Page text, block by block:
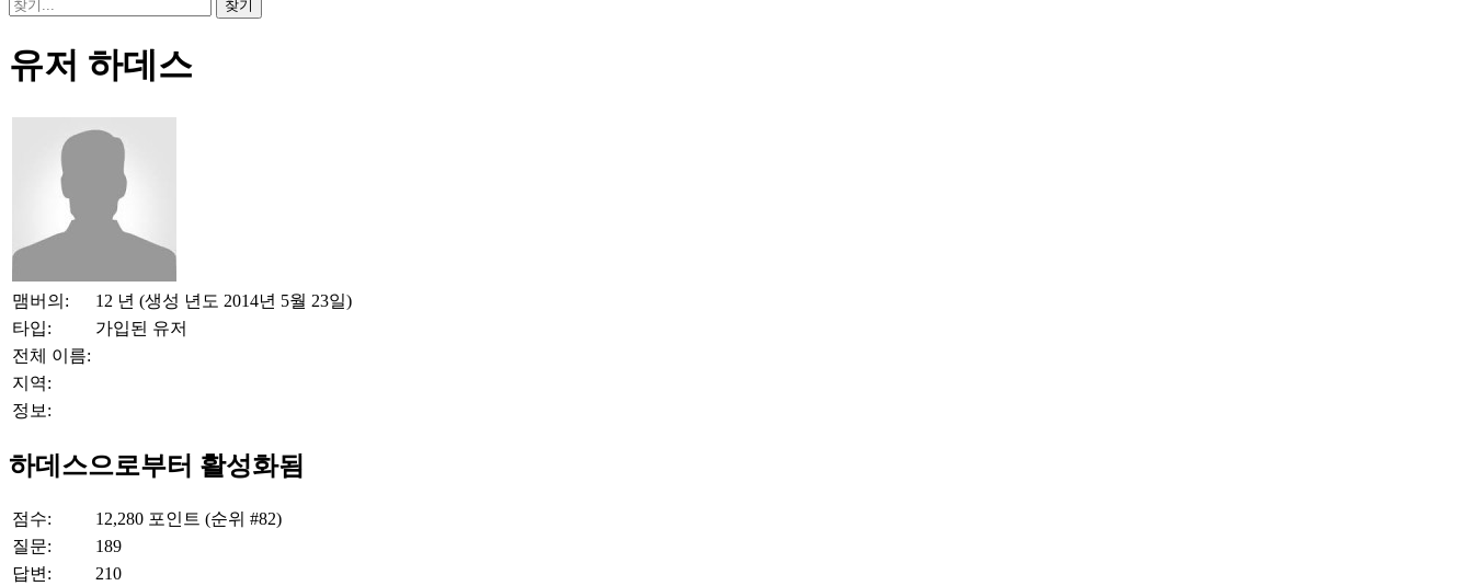
유저 하데스
맴버의:
12 년 (생성 년도 2014년 5월 23일)
타입:
가입된 유저
전체 이름:
지역:
정보:
하데스으로부터 활성화됨
점수: 12,280 포인트 (순위 #82)
질문:
189
답변:
210